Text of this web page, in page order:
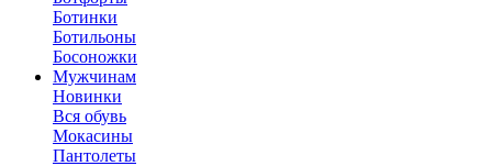
Ботинки
Ботильоны
Босоножки
Мужчинам
Новинки
Вся обувь
Мокасины
Пантолеты